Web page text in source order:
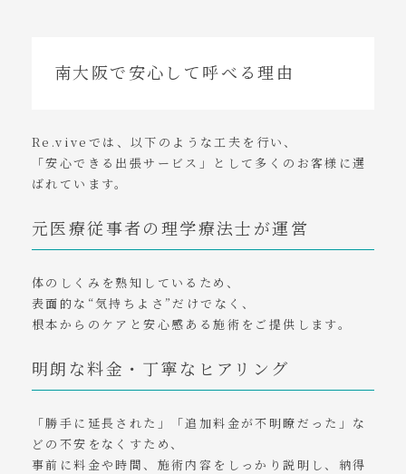
南大阪で安心して呼べる理由
Re.viveでは、以下のような工夫を行い、
「安心できる出張サービス」として多くのお客様に選
ばれています。
元医療従事者の理学療法士が運営
体のしくみを熟知しているため、
表面的な“気持ちよさ”だけでなく、
根本からのケアと安心感ある施術をご提供します。
明朗な料金・丁寧なヒアリング
「勝手に延長された」「追加料金が不明瞭だった」な
どの不安をなくすため、
事前に料金や時間、施術内容をしっかり説明し、納得